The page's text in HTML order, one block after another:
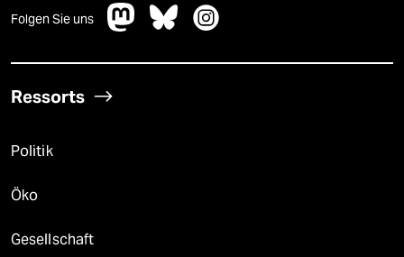
Folgen Sie uns
Ressorts
Politik
Öko
Gesellschaft